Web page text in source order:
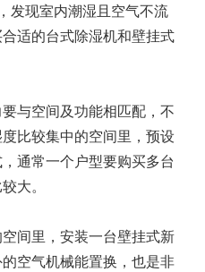
发现室内潮湿且空气不流
适的台式除湿机和壁挂式
与空间及功能相匹配，不
比较集中的空间里，预设
通常一个户型要购买多台
大。
间里，安装一台壁挂式新
空气机械能置换，也是非